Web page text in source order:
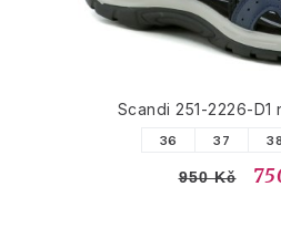
Scandi 251-2226-D1
36 37 38
950 Kč